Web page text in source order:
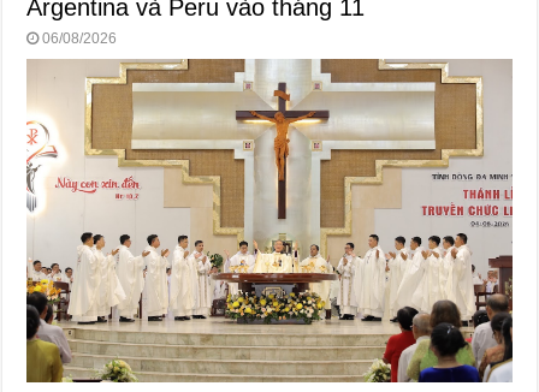
Argentina và Peru vào tháng 11
06/08/2026